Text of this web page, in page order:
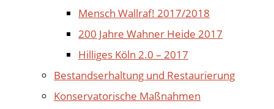
Mensch Wallraf! 2017/2018
200 Jahre Wahner Heide 2017
Hilliges Köln 2.0 – 2017
Bestandserhaltung und Restaurierung
Konservatorische Maßnahmen